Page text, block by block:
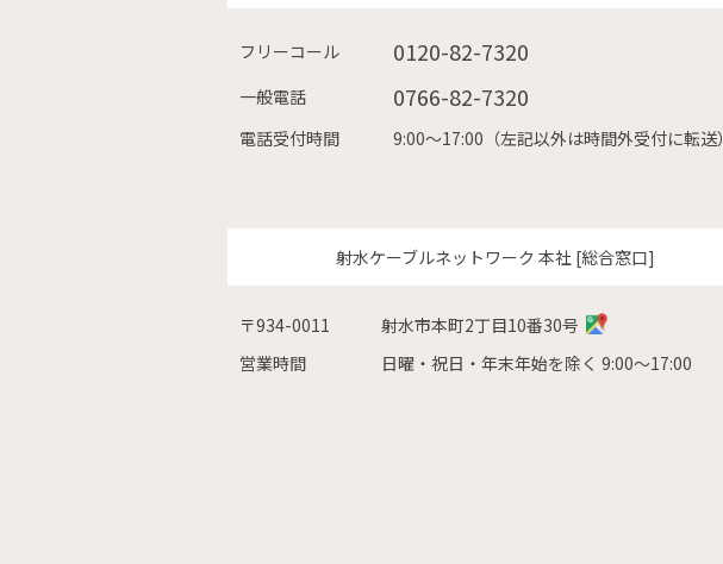
フリーコール 0120-82-7320
一般電話 0766-82-7320
電話受付時間 9:00〜17:00（左記以外は時間外受付に転送）
射水ケーブルネットワーク 本社 [総合窓口]
〒934-0011
射水市本町2丁目10番30号
営業時間
日曜・祝日・年末年始を除く 9:00〜17:00